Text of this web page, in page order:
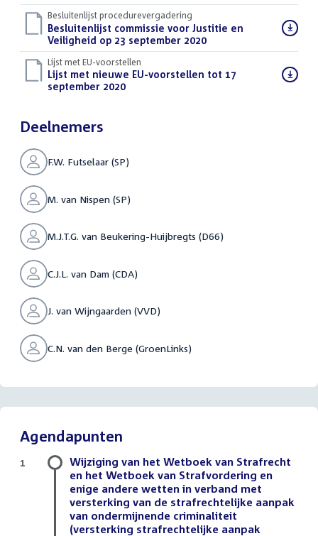
Besluitenlijst procedurevergadering
Download
bestand:
Besluitenlijst commissie voor Justitie en
Veiligheid op 23 september 2020(PDF)
Lijst met EU-voorstellen
Download
bestand:
Lijst met nieuwe EU-voorstellen tot 17
september 2020(DOCX)
Deelnemers
F.W. Futselaar (SP)
M. van Nispen (SP)
M.J.T.G. van Beukering-Huijbregts (D66)
C.J.L. van Dam (CDA)
J. van Wijngaarden (VVD)
C.N. van den Berge (GroenLinks)
Agendapunten
Wijziging van het Wetboek van Strafrecht
en het Wetboek van Strafvordering en
enige andere wetten in verband met
versterking van de strafrechtelijke aanpak
van ondermijnende criminaliteit
(versterking strafrechtelijke aanpak
1